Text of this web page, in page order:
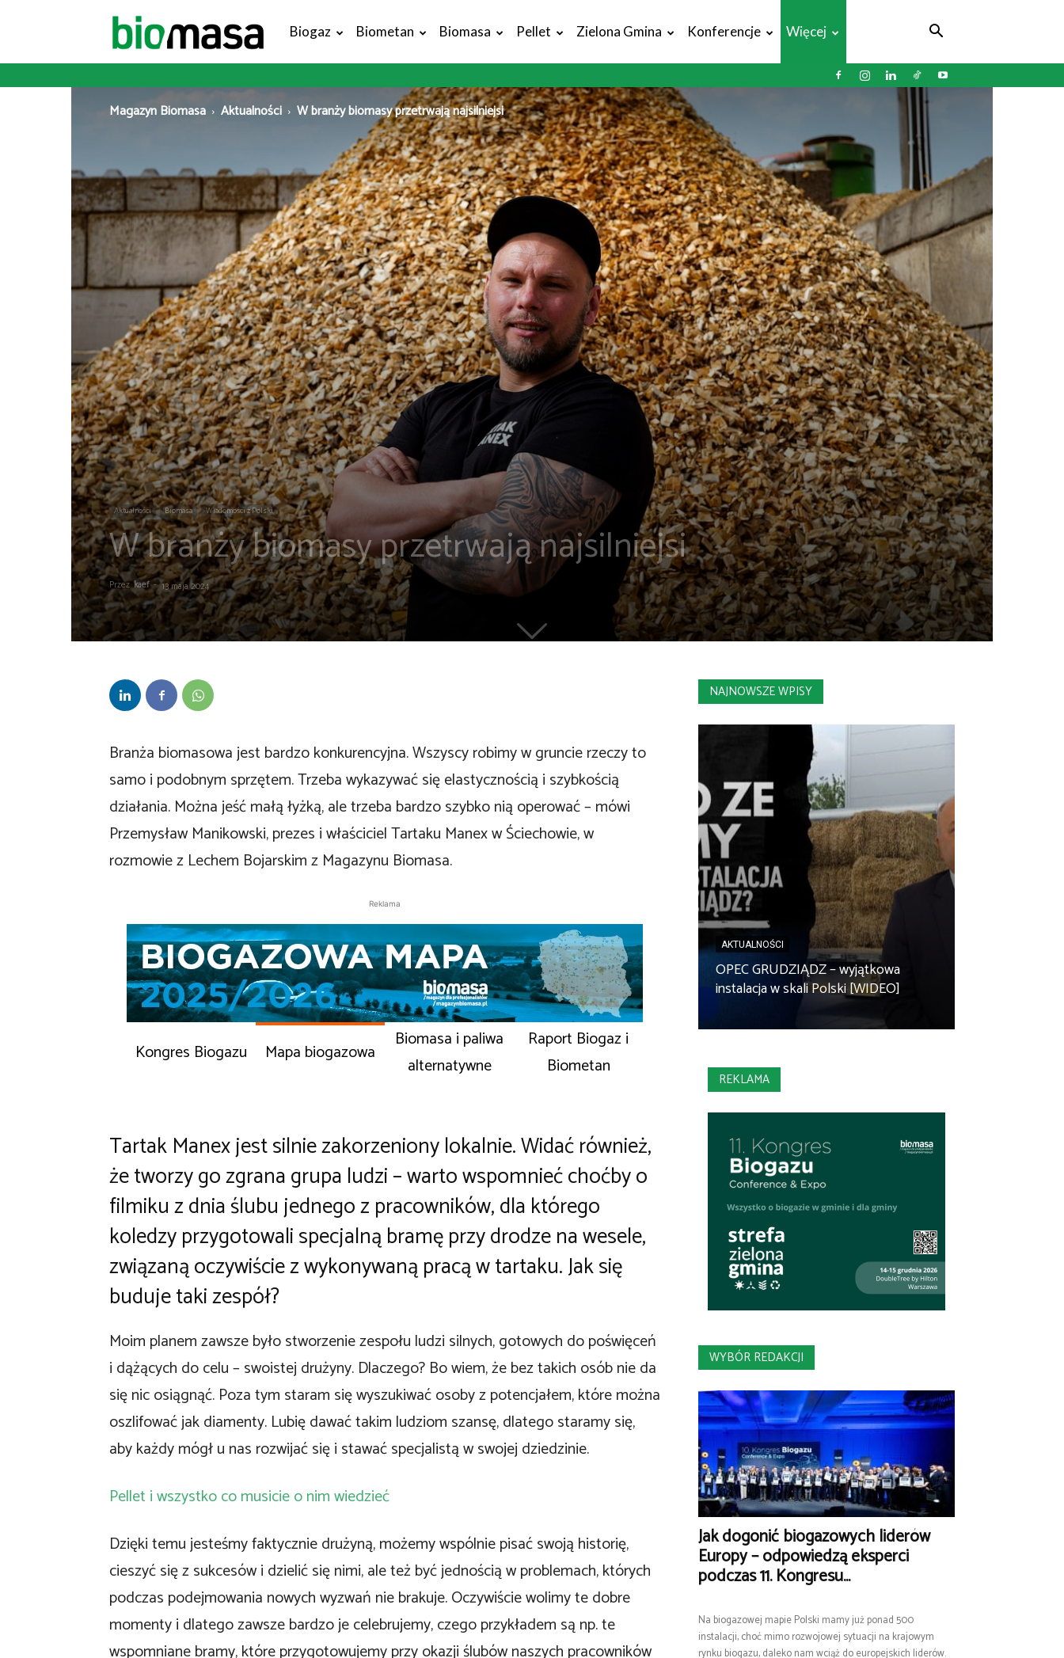
Magazyn
Biogaz Biometan Biomasa Pellet Zielona Gmina Konferencje Więcej
Magazyn Biomasa Aktualności W branży biomasy przetrwają najsilniejsi
Aktualności Biomasa Wiadomości z Polski
W branży biomasy przetrwają najsilniejsi
Przez kaef- 13 maja 2024
Branża biomasowa jest bardzo konkurencyjna. Wszyscy robimy w gruncie rzeczy to
samo i podobnym sprzętem. Trzeba wykazywać się elastycznością i szybkością
działania. Można jeść małą łyżką, ale trzeba bardzo szybko nią operować – mówi
Przemysław Manikowski, prezes i właściciel Tartaku Manex w Ściechowie, w
rozmowie z Lechem Bojarskim z Magazynu Biomasa.
Reklama
Kongres Biogazu Mapa biogazowa
Biomasa i paliwa
alternatywne
Raport Biogaz i
Biometan
Tartak Manex jest silnie zakorzeniony lokalnie. Widać również,
że tworzy go zgrana grupa ludzi – warto wspomnieć choćby o
filmiku z dnia ślubu jednego z pracowników, dla którego
koledzy przygotowali specjalną bramę przy drodze na wesele,
związaną oczywiście z wykonywaną pracą w tartaku. Jak się
buduje taki zespół?
Moim planem zawsze było stworzenie zespołu ludzi silnych, gotowych do poświęceń
i dążących do celu – swoistej drużyny. Dlaczego? Bo wiem, że bez takich osób nie da
się nic osiągnąć. Poza tym staram się wyszukiwać osoby z potencjałem, które można
oszlifować jak diamenty. Lubię dawać takim ludziom szansę, dlatego staramy się,
aby każdy mógł u nas rozwijać się i stawać specjalistą w swojej dziedzinie.
Pellet i wszystko co musicie o nim wiedzieć
Dzięki temu jesteśmy faktycznie drużyną, możemy wspólnie pisać swoją historię,
cieszyć się z sukcesów i dzielić się nimi, ale też być jednością w problemach, których
podczas podejmowania nowych wyzwań nie brakuje. Oczywiście wolimy te dobre
momenty i dlatego zawsze bardzo je celebrujemy, czego przykładem są np. te
wspomniane bramy, które przygotowujemy przy okazji ślubów naszych pracowników
NAJNOWSZE WPISY
AKTUALNOŚCI
OPEC GRUDZIĄDZ – wyjątkowa
instalacja w skali Polski [WIDEO]
REKLAMA
WYBÓR REDAKCJI
Jak dogonić biogazowych liderów
Europy – odpowiedzą eksperci
podczas 11. Kongresu...
Na biogazowej mapie Polski mamy już ponad 500
instalacji, choć mimo rozwojowej sytuacji na krajowym
rynku biogazu, daleko nam wciąż do europejskich liderów.